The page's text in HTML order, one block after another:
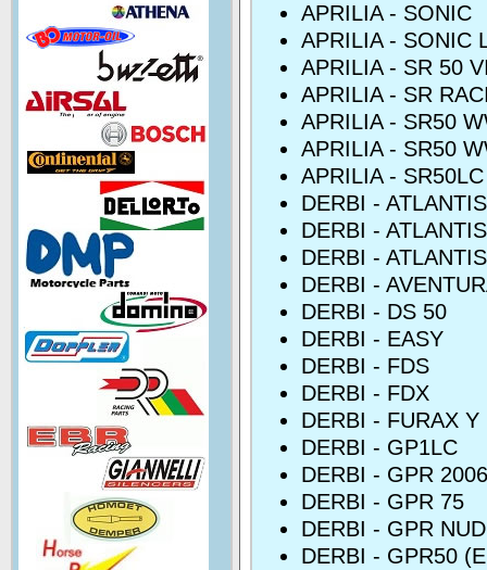
APRILIA - SONIC
APRILIA - SONIC
APRILIA - SR 50
APRILIA - SR
APRILIA - SR50
APRILIA - SR50
APRILIA - SR50LC
DERBI -
DERBI -
DERBI -
DERBI -
DERBI - DS 50
DERBI - EASY
DERBI - FDS
DERBI - FDX
DERBI - FURAX Y
DERBI - GP1LC
DERBI - GPR
DERBI - GPR 75
DERBI - GPR
DERBI - GPR50